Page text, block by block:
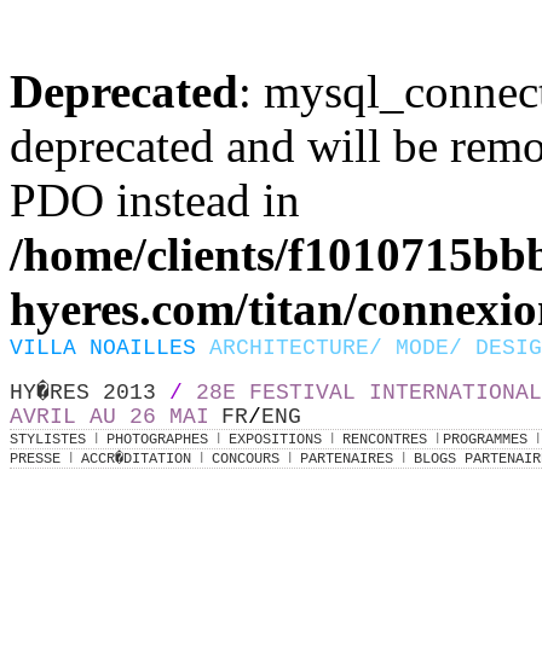
Deprecated:
deprecated and will be
PDO instead in
/home/clients/
hyeres.com/titan/
VILLA NOAILLES ARCHITECTURE/ MODE/
HY�RES 2013 / 28E FESTIVAL
AVRIL AU 26 MAI
FR/ENG
STYLISTES PHOTOGRAPHES EXPOSITIONS RENCONTRES PROGRAMMES
PRESSE
ACCR�DITATION CONCOURS PARTENAIRES BLOGS